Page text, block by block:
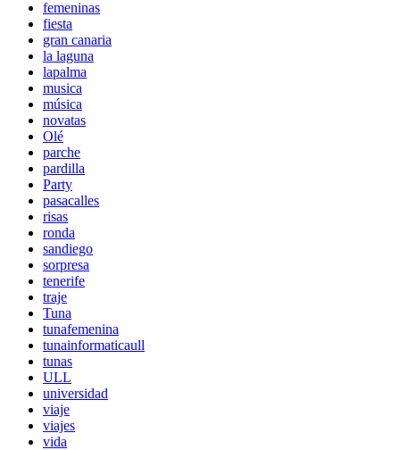
femeninas
fiesta
gran canaria
la laguna
lapalma
musica
música
novatas
Olé
parche
pardilla
Party
pasacalles
risas
ronda
sandiego
sorpresa
tenerife
traje
Tuna
tunafemenina
tunainformaticaull
tunas
ULL
universidad
viaje
viajes
vida